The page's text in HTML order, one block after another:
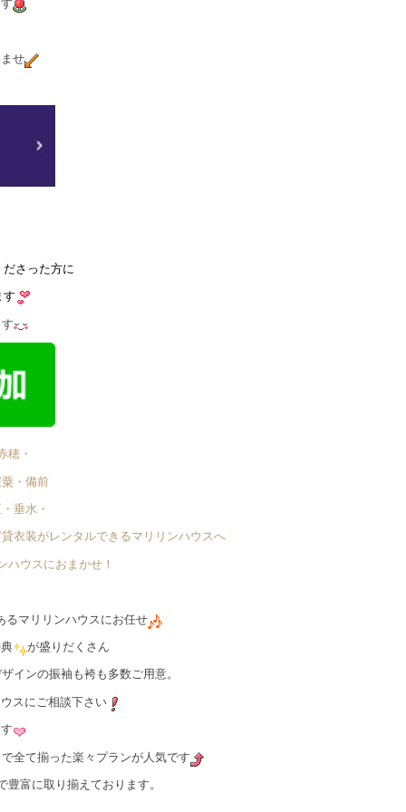
せ
さった方に
す
穂・
・備前
垂水・
衣装がレンタルできるマリリンハウスへ
ハウスにおまかせ！
るマリリンハウスにお任せ
が盛りだくさん
インの振袖も袴も多数ご用意。
スにご相談下さい
全て揃った楽々プランが人気です
富に取り揃えております。